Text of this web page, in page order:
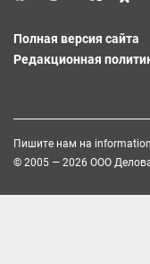
Полная версия сайта
Редакционная
Пишите нам на
© 2005 — 2026 ООО